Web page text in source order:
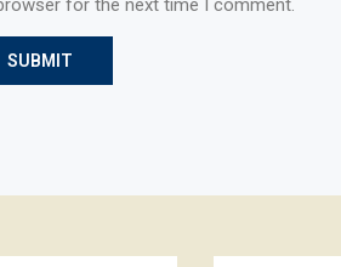
for the next time I comment.